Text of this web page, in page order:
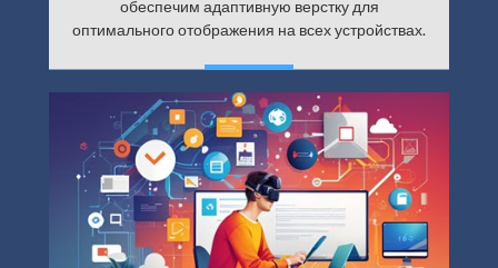
обеспечим адаптивную верстку для
оптимального отображения на всех устройствах.